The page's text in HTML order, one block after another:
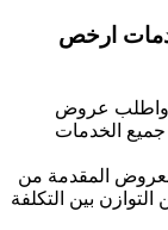
ارخص
واطلب عروض
الخدمات
المقدمة من
بين التكلفة